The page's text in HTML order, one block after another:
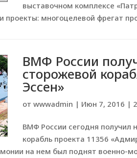
выставочном комплексе
проекты: многоцелевой фрегат
ВМФ России
сторожевой
Эссен»
отwwwadmin | Июн 7, 2016 |
ВМФ России сегодня получил
корабль проекта 11356
на нем был поднят военно-